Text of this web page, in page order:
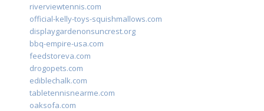
riverviewtennis.com
official-kelly-toys-squishmallows.com
displaygardenonsuncrest.org
bbq-empire-usa.com
feedstoreva.com
drogopets.com
ediblechalk.com
tabletennisnearme.com
oaksofa.com